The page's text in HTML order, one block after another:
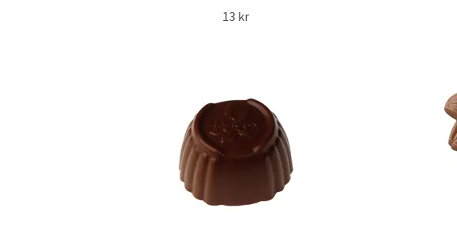
13 kr